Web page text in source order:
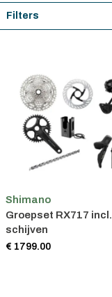
Filters
Shimano
Groepset RX717 incl.
schijven
€ 1799.00